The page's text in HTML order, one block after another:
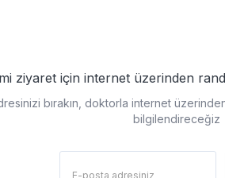
ziyaret için internet üzerinden
bırakın, doktorla internet
bilgilendireceğiz